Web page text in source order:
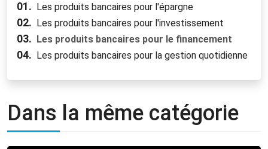
01. Les produits bancaires pour l'épargne
02. Les produits bancaires pour l'investissement
03. Les produits bancaires pour le financement
04. Les produits bancaires pour la gestion quotidienne
Dans la même catégorie